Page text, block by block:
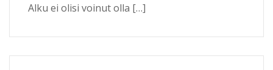
Alku ei olisi voinut olla […]